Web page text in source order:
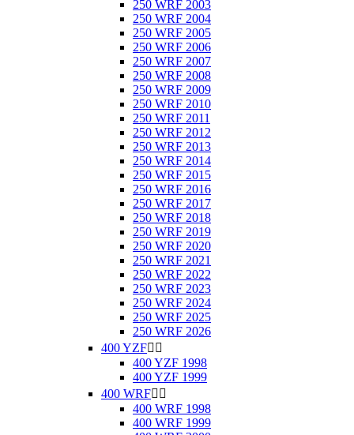
250 WRF 2003
250 WRF 2004
250 WRF 2005
250 WRF 2006
250 WRF 2007
250 WRF 2008
250 WRF 2009
250 WRF 2010
250 WRF 2011
250 WRF 2012
250 WRF 2013
250 WRF 2014
250 WRF 2015
250 WRF 2016
250 WRF 2017
250 WRF 2018
250 WRF 2019
250 WRF 2020
250 WRF 2021
250 WRF 2022
250 WRF 2023
250 WRF 2024
250 WRF 2025
250 WRF 2026
400 YZF 
400 YZF 1998
400 YZF 1999
400 WRF 
400 WRF 1998
400 WRF 1999